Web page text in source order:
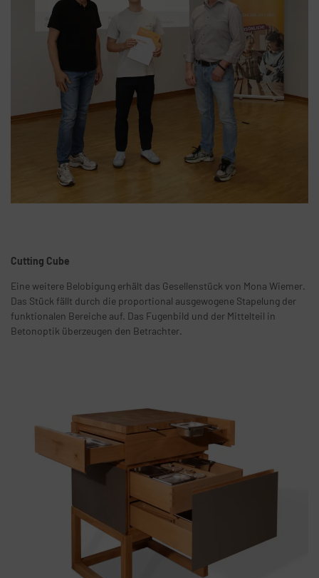
Cutting Cube
Eine weitere Belobigung erhält das Gesellenstück von Mona Wiemer.
Das Stück fällt durch die proportional ausgewogene Stapelung der
funktionalen Bereiche auf. Das Fugenbild und der Mittelteil in
Betonoptik überzeugen den Betrachter.